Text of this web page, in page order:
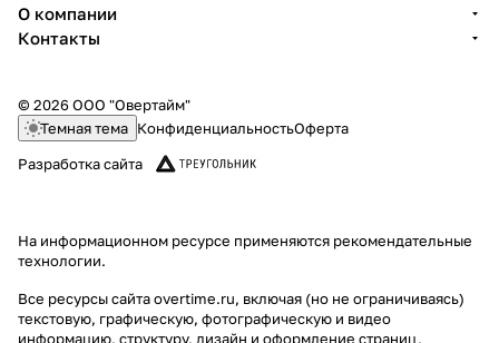
О компании
Контакты
© 2026 ООО "Овертайм"
Темная тема КонфиденциальностьОферта
Разработка сайта
На информационном ресурсе применяются рекомендательные
технологии.
Все ресурсы сайта overtime.ru, включая (но не ограничиваясь)
текстовую, графическую, фотографическую и видео
информацию, структуру, дизайн и оформление страниц,